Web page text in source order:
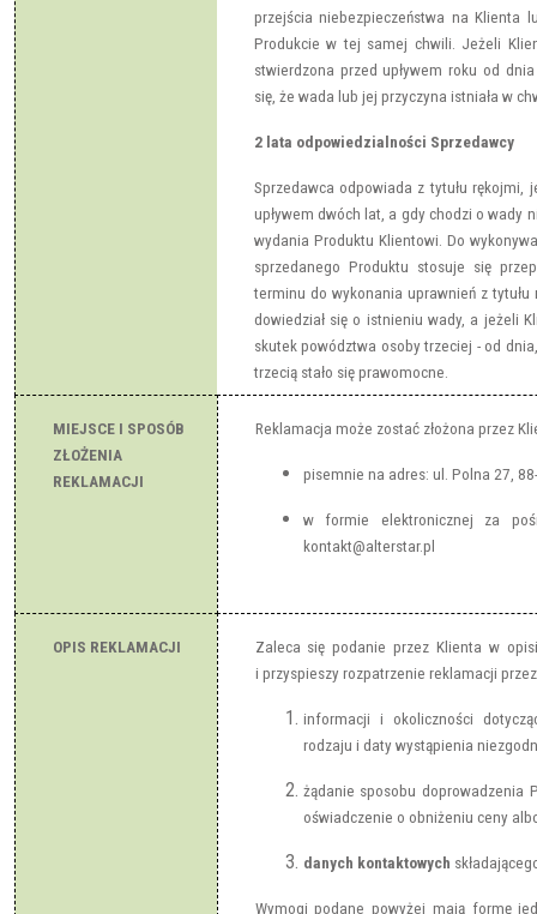
przejścia niebezpieczeństwa na Klienta
Produkcie w tej samej chwili. Jeżeli
stwierdzona przed upływem roku od
się, że wada lub jej przyczyna istniała w
2 lata odpowiedzialności Sprzedawcy
Sprzedawca odpowiada z tytułu
upływem dwóch lat, a gdy chodzi o wady
wydania Produktu Klientowi. Do
sprzedanego Produktu stosuje się
terminu do wykonania uprawnień z
dowiedział się o istnieniu wady, a jeżeli
skutek powództwa osoby trzeciej - od
trzecią stało się prawomocne.
MIEJSCE I SPOSÓB
ZŁOŻENIA
REKLAMACJI
Reklamacja może zostać złożona przez
pisemnie na adres: ul. Polna 27,
w formie elektronicznej za
kontakt@alterstar.pl
OPIS REKLAMACJI
Zaleca się podanie przez Klienta w
i przyspieszy rozpatrzenie reklamacji
informacji i okoliczności
rodzaju i daty wystąpienia
żądanie sposobu doprowadzenia
oświadczenie o obniżeniu ceny
danych kontaktowych
Wymogi podane powyżej mają formę